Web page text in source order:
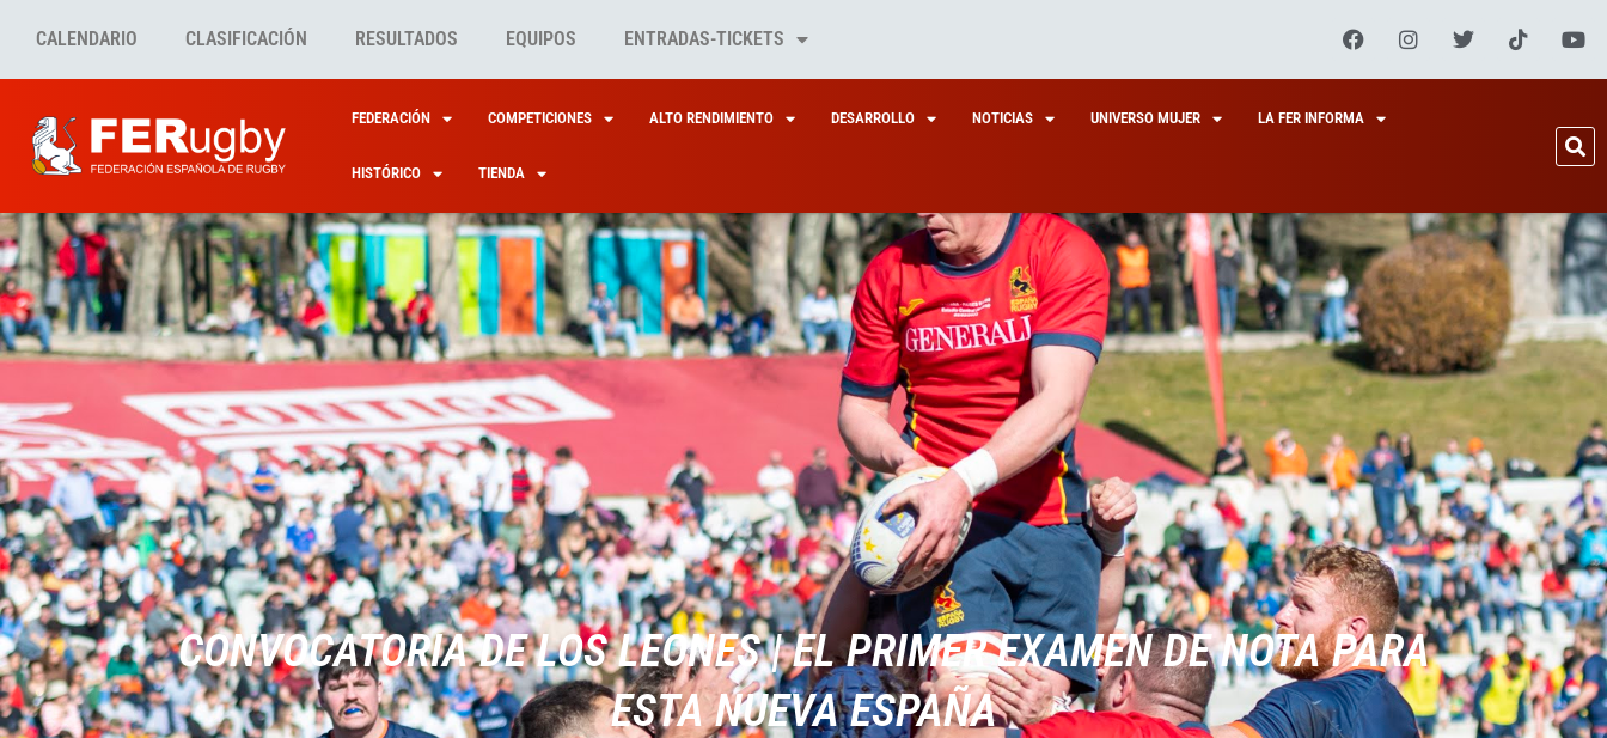
CALENDARIO CLASIFICACIÓN RESULTADOS EQUIPOS ENTRADAS-TICKETS
FEDERACIÓN COMPETICIONES ALTO RENDIMIENTO DESARROLLO NOTICIAS UNIVERSO MUJER LA FER INFORMA
HISTÓRICO TIENDA
CONVOCATORIA DE LOS LEONES | EL PRIMER EXAMEN DE NOTA PARA
ESTA NUEVA ESPAÑA